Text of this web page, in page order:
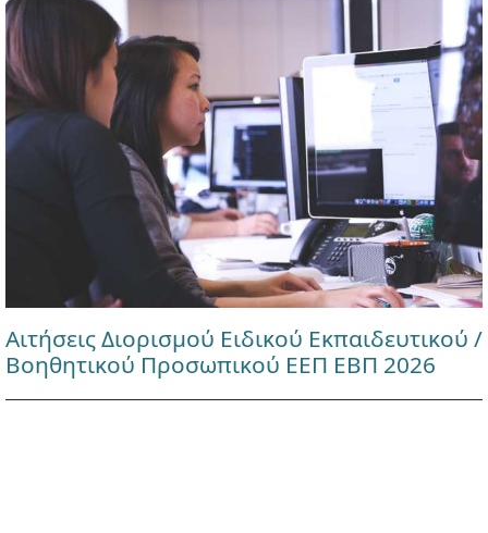
Αιτήσεις Διορισμού Ειδικού Εκπαιδευτικού /
Βοηθητικού Προσωπικού ΕΕΠ ΕΒΠ 2026